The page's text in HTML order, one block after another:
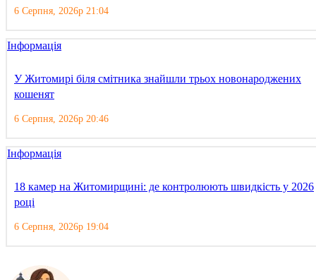
6 Серпня, 2026р 21:04
Інформація
У Житомирі біля смітника знайшли трьох новонароджених
кошенят
6 Серпня, 2026р 20:46
Інформація
18 камер на Житомирщині: де контролюють швидкість у 2026
році
6 Серпня, 2026р 19:04